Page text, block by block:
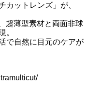
カットレンズ」が、
超薄型素材と両面非球
。
で自然に目元のケアが